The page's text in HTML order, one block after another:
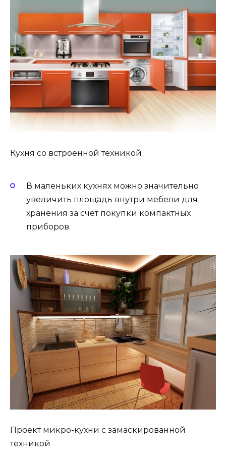
Кухня со встроенной техникой
В маленьких кухнях можно значительно
увеличить площадь внутри мебели для
хранения за счет покупки компактных
приборов.
Проект микро-кухни с замаскированной
техникой